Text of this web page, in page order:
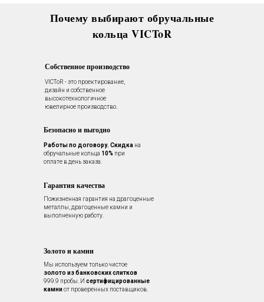
VICToR - это проектирование,
дизайн и собственное
высокотехнологичное
ювелирное производство.
Работы по договору. Скидка на
обручальные кольца 10% при
оплате в день заказа.
Мы используем только чистое
золото из банковских слитков
999.9 пробы. И сертифицированные
камниот проверенных поставщиков.
Собственное производство
Безопасно и выгодно
Золото и камни
Гарантия качества
Пожизненная гарантия на драгоценные
металлы, драгоценные камни и
выполненную работу.
Почему выбирают обручальные
кольца VICToR